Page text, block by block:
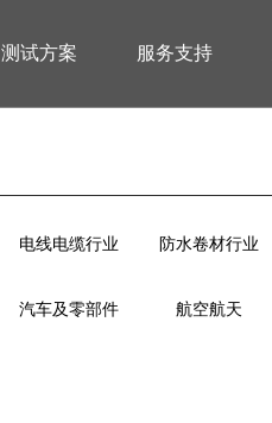
测试方案 服务支持
电线电缆行业 防水卷材行业
汽车及零部件 航空航天